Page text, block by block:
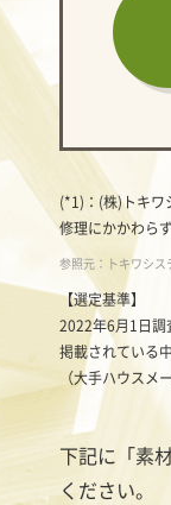
(*1)：(株)トキワ
修理にかかわら
参照元：トキワシス
【選定基準】
2022年6月1日調
掲載されている
（大手ハウスメ
下記に「素
ください。